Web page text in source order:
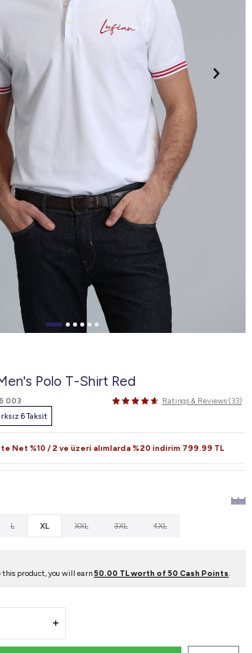
Polo T-Shirt Red
003
Ratings & Reviews (33)
6 Taksit
Net %10 / 2 ve üzeri alımlarda %20 indirim 799.99 TL
L XL XXL 3XL 4XL
this product, you will earn50.00 TL worth of50 Cash Points